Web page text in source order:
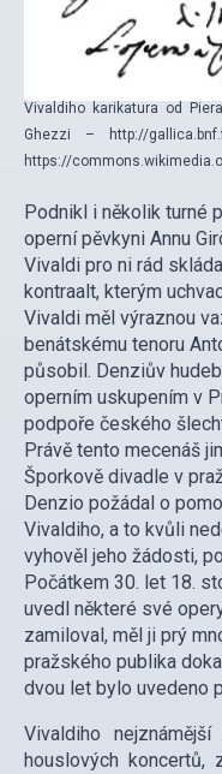
Vivaldiho karikatura od
Ghezzi – http://
https://
Podnikl i několik turné
operní pěvkyni Annu
Vivaldi pro ni rád
kontraalt, kterým
Vivaldi měl výraznou
benátskému tenoru
působil. Denziův
operním uskupením v
podpoře českého
Právě tento mecenáš
Šporkově divadle v
Denzio požádal o
Vivaldiho, a to kvůli
vyhověl jeho žádosti,
Počátkem 30. let 18.
uvedl některé své
zamiloval, měl ji prý
pražského publika
dvou let bylo uvedeno
Vivaldiho
houslových koncertů,